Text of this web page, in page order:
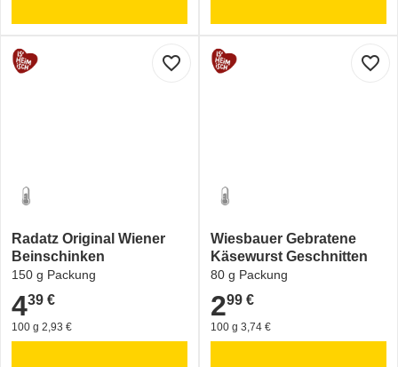
favorite_border
Radatz Original Wiener
Beinschinken
150 g Packung
4,39 €
439 €
100 g 2,93 €
favorite_border
Wiesbauer Gebratene
Käsewurst Geschnitten
80 g Packung
2,99 €
299 €
100 g 3,74 €